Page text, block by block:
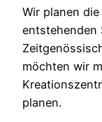
Wir planen
entstehenden
möchten wir
planen.